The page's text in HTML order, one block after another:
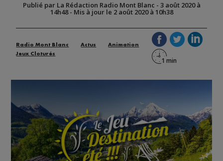
Publié par La Rédaction Radio Mont Blanc - 3 août 2020 à
14h48- Mis à jour le 2 août 2020 à 10h38
Radio Mont Blanc Actus
Animation
Jeux Cloturés